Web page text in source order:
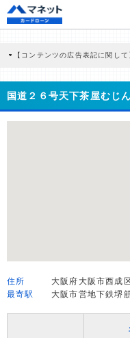
【コンテンツの広告表記に関して
商品を根拠なくPRするものではな
どに基づき、公平性を担保した情
>提携企業一覧
国道２６号天下茶屋むじ
住所
大阪府大阪市西成
最寄駅
大阪市営地下鉄堺